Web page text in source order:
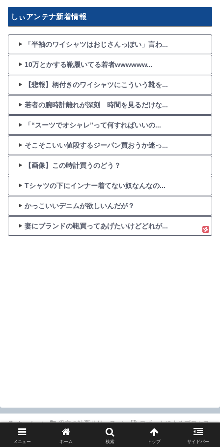
しぃアンテナ新着情報
「半袖のワイシャツはおじさんっぽい」言わ...
10万とかする靴履いてる若者wwwwww...
【悲報】柄付きのワイシャツにこういう靴を...
若者の腕時計離れが深刻 時間を見るだけな...
「“スーツでオシャレ”って何すればいいの...
そこそこいい値段するジーパン買おうか迷っ...
【画像】この時計買うのどう？
Tシャツの下にインナー着てない奴なんなの...
かっこいいデニムが欲しいんだが？
妻にブランドの鞄買ってあげたいけどどれが...
ホーム 役立つ社畜リリース
ロボットによるプロセス
自動化（RPA）の日本市場、2034年までに57億米ドル超へ成長予測
メニュー ホーム 検索 トップ サイドバー